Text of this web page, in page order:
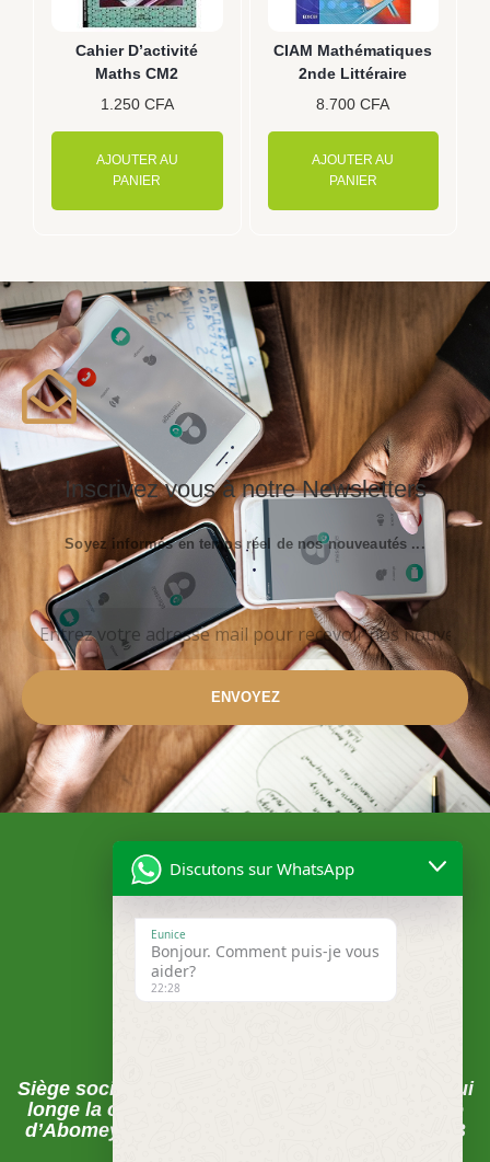
Cahier D’activité
Maths CM2
1.250 CFA
AJOUTER AU
PANIER
CIAM Mathématiques
2nde Littéraire
8.700CFA
AJOUTER AU
PANIER
Inscrivez vous à notre Newsletters
Soyez informés en temps réel de nos nouveautés ...
ENVOYEZ
Siège social , Abomey-Calavi, La rue du pavé qui
longe la clôture de la CEB juste après la Mairie
d’Abomey-Calavi sur les pavés FECECAM-CEB
Discutons sur WhatsApp
Eunice
Bonjour. Comment puis-je vous
aider?
22:28